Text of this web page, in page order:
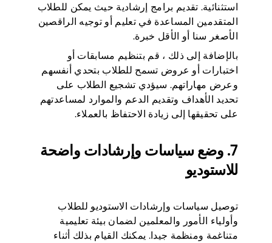
استثنائية. تقديم برامج إرشادية حيث يمكن للطلاب
المتقدمين المساعدة في تعليم أو توجيه الراقصين
الأصغر سنا أو الأقل خبرة.
بالإضافة إلى ذلك ، قم بتنظيم مسابقات أو
اختبارات أو عروض تسمح للطلاب بتحدي أنفسهم
وعرض مهاراتهم. سيؤدي تشجيع الطلاب على
تحديد الأهداف وتقديم الدعم والموارد لمساعدتهم
على تحقيقها إلى زيادة الاحتفاظ بالعملاء.
7. وضع سياسات وإرشادات واضحة
للاستوديو
توصيل سياسات وإرشادات الاستوديو للطلاب
وأولياء الأمور والمعلمين لضمان بيئة تعليمية
متناغمة ومنظمة جيدا. يمكنك القيام بذلك أثناء